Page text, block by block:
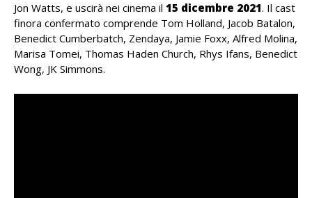
Jon Watts, e uscirà nei cinema il 15 dicembre 2021. Il cast
finora confermato comprende Tom Holland, Jacob Batalon,
Benedict Cumberbatch, Zendaya, Jamie Foxx, Alfred Molina,
Marisa Tomei, Thomas Haden Church, Rhys Ifans, Benedict
Wong, JK Simmons.